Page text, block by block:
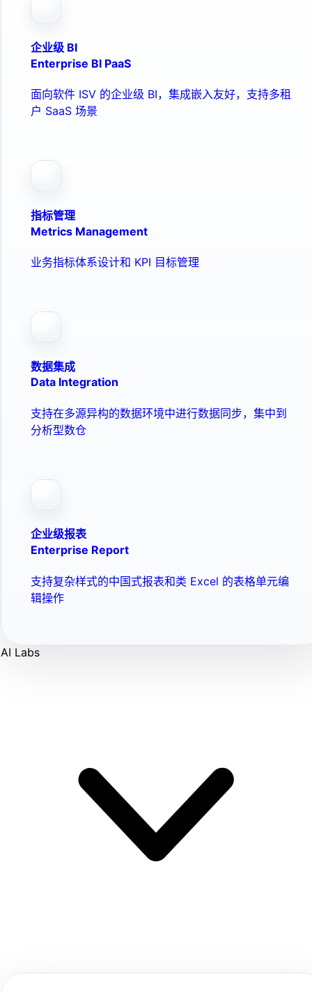
企业级 BI
Enterprise BI PaaS
面向软件 ISV 的企业级 BI，集成嵌入友好，支持多租
户 SaaS 场景
指标管理
Metrics Management
业务指标体系设计和 KPI 目标管理
数据集成
Data Integration
支持在多源异构的数据环境中进行数据同步，集中到
分析型数仓
企业级报表
Enterprise Report
支持复杂样式的中国式报表和类 Excel 的表格单元编
辑操作
AI Labs